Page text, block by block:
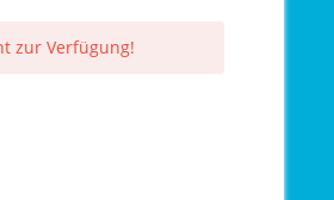
zur Verfügung!